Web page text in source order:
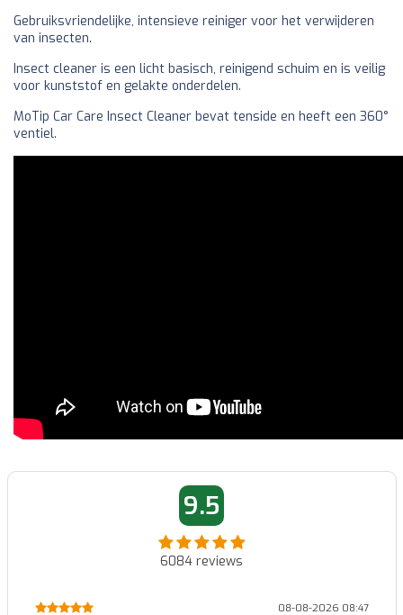
Gebruiksvriendelijke, intensieve reiniger voor het verwijderen
van insecten.
Insect cleaner is een licht basisch, reinigend schuim en is veilig
voor kunststof en gelakte onderdelen.
MoTip Car Care Insect Cleaner bevat tenside en heeft een 360°
ventiel.
9.5
6084 reviews
08-08-2026 08:47